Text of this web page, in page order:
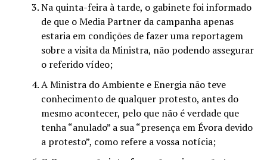
Na quinta-feira à tarde, o gabinete foi informado
de que o Media Partner da campanha apenas
estaria em condições de fazer uma reportagem
sobre a visita da Ministra, não podendo assegurar
o referido vídeo;
A Ministra do Ambiente e Energia não teve
conhecimento de qualquer protesto, antes do
mesmo acontecer, pelo que não é verdade que
tenha “anulado” a sua “presença em Évora devido
a protesto”, como refere a vossa notícia;